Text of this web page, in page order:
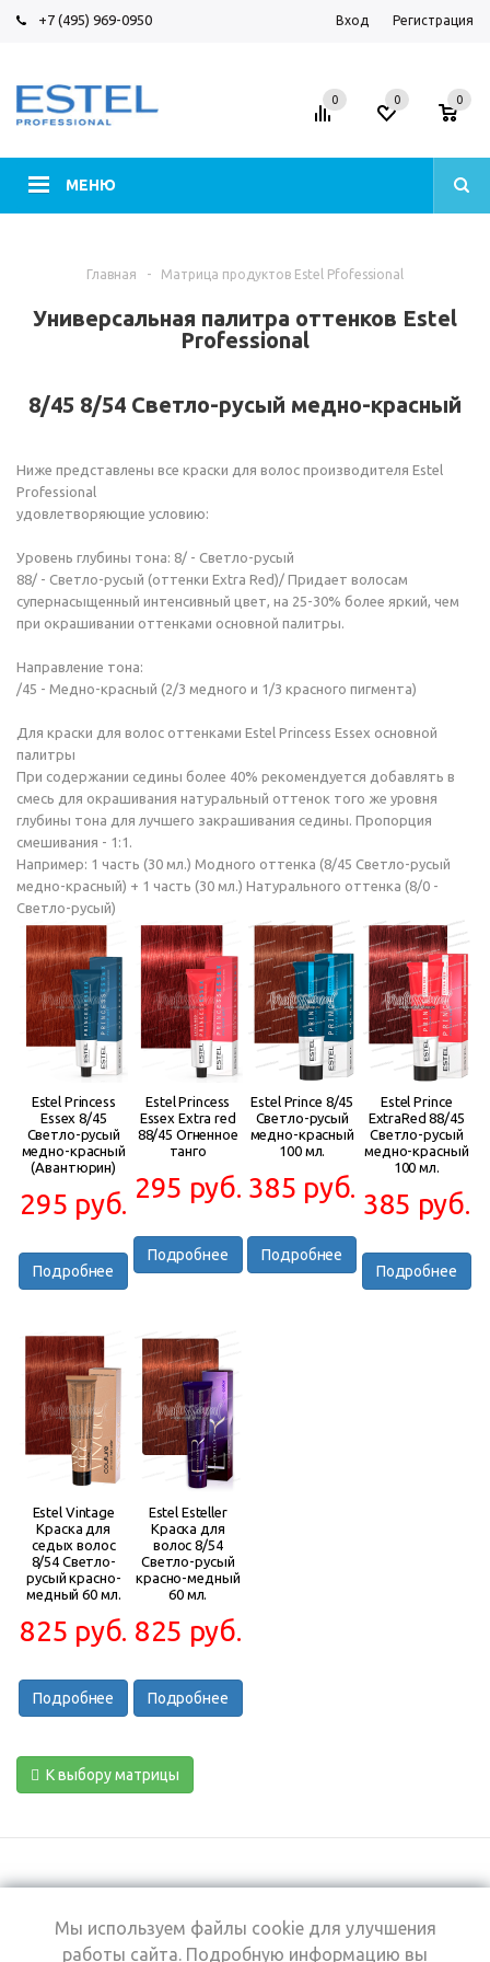
+7 (495) 969-0950 Вход Регистрация
МЕНЮ
0 0 0
Главная - Матрица продуктов Estel Pfofessional
Универсальная палитра оттенков Estel
Professional
8/45 8/54 Светло-русый медно-красный
Ниже представлены все краски для волос производителя Estel
Professional
удовлетворяющие условию:
Уровень глубины тона: 8/ - Светло-русый
88/ - Светло-русый (оттенки Extra Red)/ Придает волосам
супернасыщенный интенсивный цвет, на 25-30% более яркий, чем
при окрашивании оттенками основной палитры.
Направление тона:
/45 - Медно-красный (2/3 медного и 1/3 красного пигмента)
Для краски для волос оттенками Estel Princess Essex основной
палитры
При содержании седины более 40% рекомендуется добавлять в
смесь для окрашивания натуральный оттенок того же уровня
глубины тона для лучшего закрашивания седины. Пропорция
смешивания - 1:1.
Например: 1 часть (30 мл.) Модного оттенка (8/45 Светло-русый
медно-красный) + 1 часть (30 мл.) Натурального оттенка (8/0 -
Светло-русый)
Estel Princess
Essex 8/45
Светло-русый
медно-красный
(Авантюрин)
295 руб.
Подробнее
Estel Princess
Essex Extra red
88/45 Огненное
танго
295 руб.
Подробнее
Estel Prince 8/45
Светло-русый
медно-красный
100 мл.
385 руб.
Подробнее
Estel Prince
ExtraRed 88/45
Светло-русый
медно-красный
100 мл.
385 руб.
Подробнее
Estel Vintage
Краска для
седых волос
8/54 Светло-
русый красно-
медный 60 мл.
825 руб.
Подробнее
Estel Esteller
Краска для
волос 8/54
Светло-русый
красно-медный
60 мл.
825 руб.
Подробнее
К выбору матрицы
+7 (495) 969-0950
Мы используем файлы cookie для улучшения
работы сайта. Подробную информацию вы